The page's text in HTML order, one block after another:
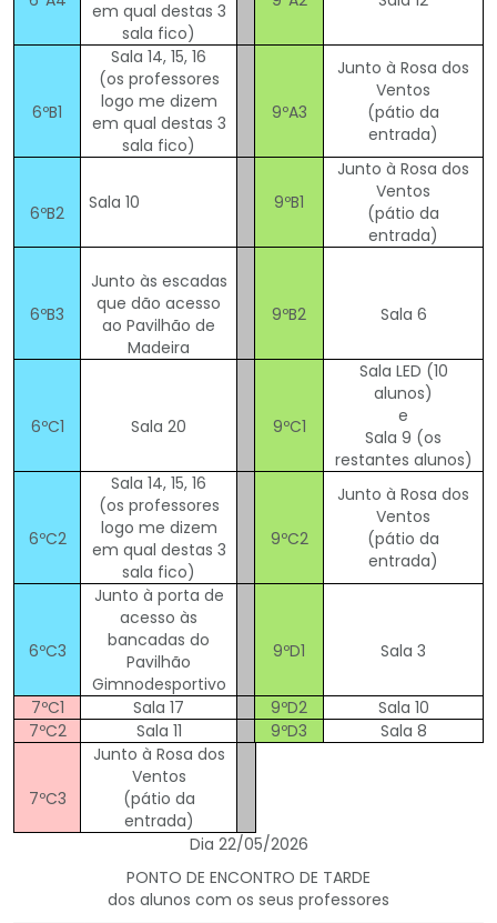
em qual destas 3
sala fico)
6ºB1
Sala 14, 15, 16
(os professores
logo me dizem
em qual destas 3
sala fico)
9ºA3
Junto à Rosa dos
Ventos
(pátio da
entrada)
6ºB2 Sala 10 9ºB1
Junto à Rosa dos
Ventos
(pátio da
entrada)
6ºB3
Junto às escadas
que dão acesso
ao Pavilhão de
Madeira
9ºB2 Sala 6
6ºC1 Sala 20 9ºC1
Sala LED (10
alunos)
e
Sala 9 (os
restantes alunos)
6ºC2
Sala 14, 15, 16
(os professores
logo me dizem
em qual destas 3
sala fico)
9ºC2
Junto à Rosa dos
Ventos
(pátio da
entrada)
6ºC3
Junto à porta de
acesso às
bancadas do
Pavilhão
Gimnodesportivo
9ºD1 Sala 3
7ºC1 Sala 17 9ºD2
Sala 10
7ºC2
Sala 11 9ºD3 Sala 8
7ºC3
Junto à Rosa dos
Ventos
(pátio da
entrada)
Dia 22/05/2026
PONTO DE ENCONTRO DE TARDE
dos alunos com os seus professores